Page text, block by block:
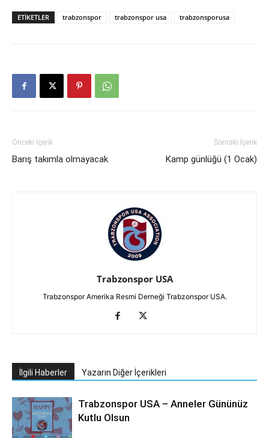
ETIKETLER trabzonspor trabzonspor usa trabzonsporusa
Önceki İçerik
Barış takımla olmayacak
Sonraki İçerik
Kamp günlüğü (1 Ocak)
Trabzonspor USA
Trabzonspor Amerika Resmi Derneği Trabzonspor USA.
İlgili Haberler Yazarın Diğer İçerikleri
Trabzonspor USA – Anneler Gününüz
Kutlu Olsun